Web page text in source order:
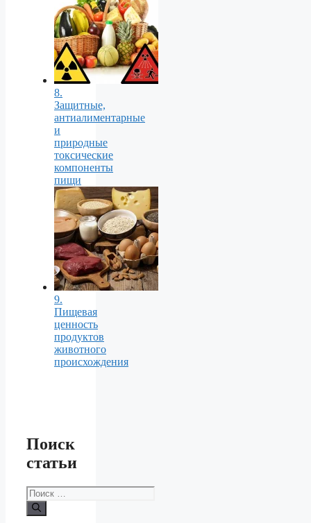
8.
Защитные,
антиалиментарные
и
природные
токсические
компоненты
пищи
9.
Пищевая
ценность
продуктов
животного
происхождения
Поиск
статьи
Поиск: